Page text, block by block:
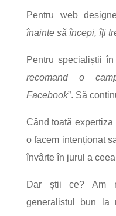
Pentru web
înainte să începi, îți
Pentru specialiștii
recomand o
Facebook”. Să
Când toată expertiza
o facem intenționat
învârte în jurul a
Dar știi ce? Am
generalistul bun